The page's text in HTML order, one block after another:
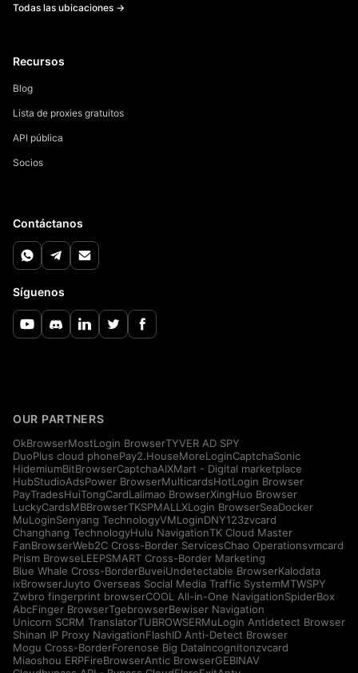
Todas las ubicaciones →
Recursos
Blog
Lista de proxies gratuitos
API pública
Socios
Contáctanos
Síguenos
OUR PARTNERS
OkBrowserMostLogin BrowserTYVER AD SPY
DuoPlus cloud phonePay2.HouseMoreLoginCaptchaSonic
HidemiumBitBrowserCaptchaAIXMart - Digital marketplace
HubStudioAdsPower BrowserMulticardsHotLogin Browser
PayTradesHuiTongCardLalimao BrowserXingHuo Browser
LuckyCardsMBBrowserTKSPMALLXLogin BrowserSeaDocker
MuLoginSenyang TechnologyVMLoginDNY123zvcard
Changhang TechnologyHulu NavigationTK Cloud Master
FanBrowserWeb2C Cross-Border ServicesChao Operationsvmcard
Prism BrowseLEEPSMART Cross-Border Marketing
Blue Whale Cross-BorderBuveiUndetectable BrowserKalodata
ixBrowserJuyto Overseas Social Media Traffic SystemMTWSPY
Zwbro fingerprint browserCOOL All-in-One NavigationSpiderBox
AbcFinger BrowserTgebrowserBewiser Navigation
Unicorn SCRM TranslatorTUBROWSERMuLogin Antidetect Browser
Shinan IP Proxy NavigationFlashID Anti-Detect Browser
Mogu Cross-BorderForenose Big DataIncognitonzvcard
Miaoshou ERPFireBrowserAntic BrowserGEBINAV